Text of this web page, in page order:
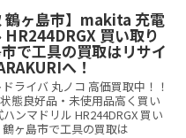
鶴ヶ島市】makita 充電
買い取り
で工具の買取はリサイ
へ！
ライバ 丸ノコ 高価買取中！！
態良好品・未使用品高く買い
ンマドリル HR244DRGX 買い
ヶ島市で工具の買取は